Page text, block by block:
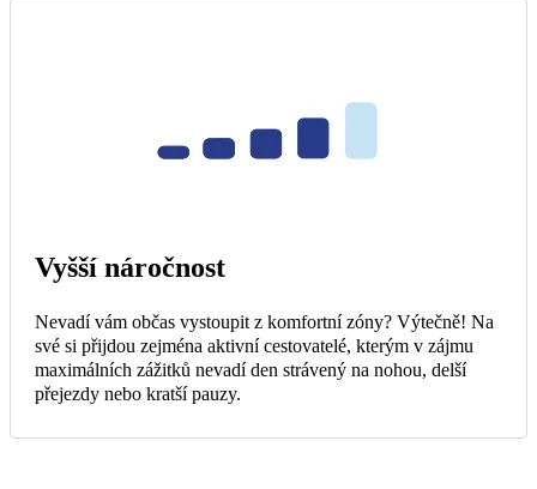
Vyšší náročnost
Nevadí vám občas vystoupit z komfortní zóny? Výtečně! Na
své si přijdou zejména aktivní cestovatelé, kterým v zájmu
maximálních zážitků nevadí den strávený na nohou, delší
přejezdy nebo kratší pauzy.